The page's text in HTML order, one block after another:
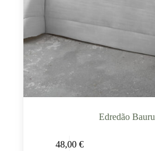
Edredão Bauru
48,00 €